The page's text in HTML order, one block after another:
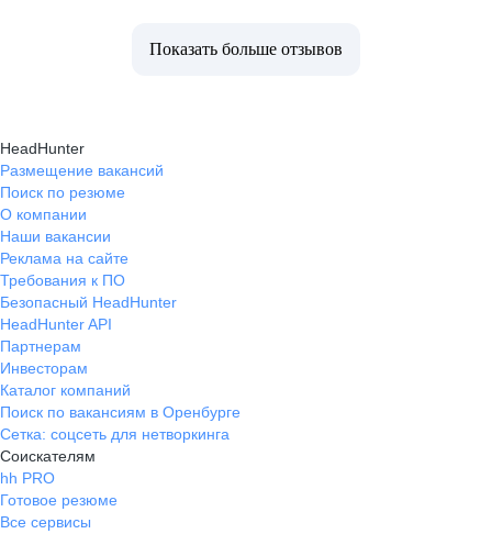
Показать больше отзывов
HeadHunter
Размещение вакансий
Поиск по резюме
О компании
Наши вакансии
Реклама на сайте
Требования к ПО
Безопасный HeadHunter
HeadHunter API
Партнерам
Инвесторам
Каталог компаний
Поиск по вакансиям в Оренбурге
Сетка: соцсеть для нетворкинга
Соискателям
hh PRO
Готовое резюме
Все сервисы